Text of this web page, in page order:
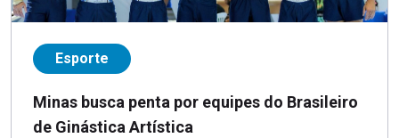
Esporte
Minas busca penta por equipes do Brasileiro
de Ginástica Artística